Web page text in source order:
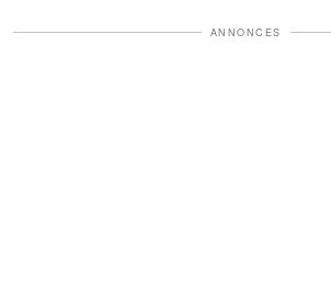
ANNONCES